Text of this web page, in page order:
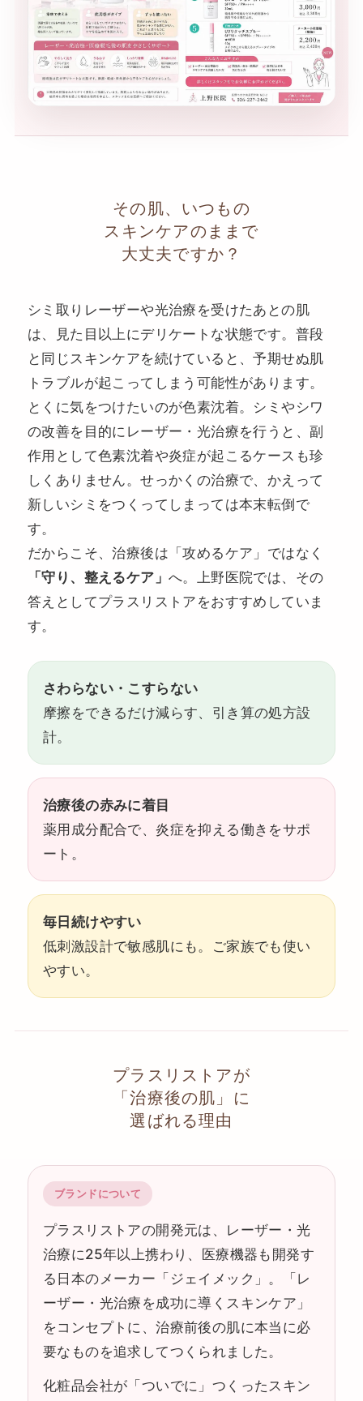
その肌、いつもの
スキンケアのままで
大丈夫ですか？
シミ取りレーザーや光治療を受けたあとの肌
は、見た目以上にデリケートな状態です。普段
と同じスキンケアを続けていると、予期せぬ肌
トラブルが起こってしまう可能性があります。
とくに気をつけたいのが色素沈着。シミやシワ
の改善を目的にレーザー・光治療を行うと、副
作用として色素沈着や炎症が起こるケースも珍
しくありません。せっかくの治療で、かえって
新しいシミをつくってしまっては本末転倒で
す。
だからこそ、治療後は「攻めるケア」ではなく
「守り、整えるケア」 へ。上野医院では、その
答えとしてプラスリストアをおすすめしていま
す。
さわらない・こすらない
摩擦をできるだけ減らす、引き算の処方設
計。
治療後の赤みに着目
薬用成分配合で、炎症を抑える働きをサポ
ート。
毎日続けやすい
低刺激設計で敏感肌にも。ご家族でも使い
やすい。
プラスリストアが
「治療後の肌」に
選ばれる理由
ブランドについて
プラスリストアの開発元は、レーザー・光
治療に25年以上携わり、医療機器も開発す
る日本のメーカー「ジェイメック」。「レ
ーザー・光治療を成功に導くスキンケア」
をコンセプトに、治療前後の肌に本当に必
要なものを追求してつくられました。
化粧品会社が「ついでに」つくったスキン